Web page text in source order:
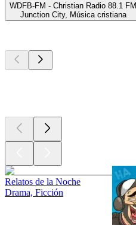
WDFB-FM - Christian Radio 88.1 FM
Junction City, Música cristiana
Relatos de la Noche
Drama, Ficción